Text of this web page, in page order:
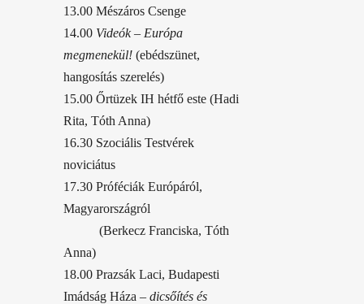
13.00 Mészáros Csenge
14.00 Videók – Európa
megmenekül! (ebédszünet,
hangosítás szerelés)
15.00 Őrtüzek IH hétfő este (Hadi
Rita, Tóth Anna)
16.30 Szociális Testvérek
noviciátus
17.30 Próféciák Európáról,
Magyarországról
(Berkecz Franciska, Tóth
Anna)
18.00 Prazsák Laci, Budapesti
Imádság Háza – dicsőítés és